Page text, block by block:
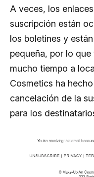
A veces, los
suscripción están
los boletines y
pequeña, por lo
mucho tiempo a
Cosmetics ha
cancelación de la
para los